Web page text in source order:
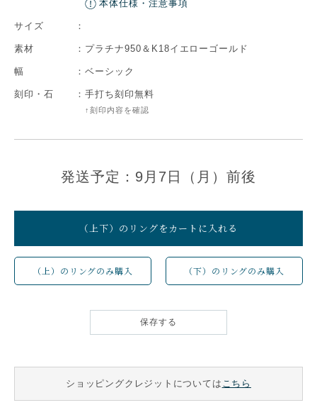
本体仕様・注意事項
サイズ ：
素材 ： プラチナ950＆K18イエローゴールド
幅 ： ベーシック
刻印・石 ： 手打ち刻印無料
↑刻印内容を確認
発送予定：9月7日（月）前後
（上下）のリングをカートに入れる
（上）のリングのみ購入 （下）のリングのみ購入
保存する
ショッピングクレジットについては こちら